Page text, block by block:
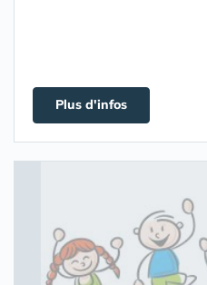
Plus d'infos